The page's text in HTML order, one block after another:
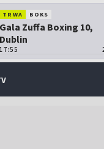
TRWA BOKS
Gala Zuffa Boxing 10,
Dublin
17:55